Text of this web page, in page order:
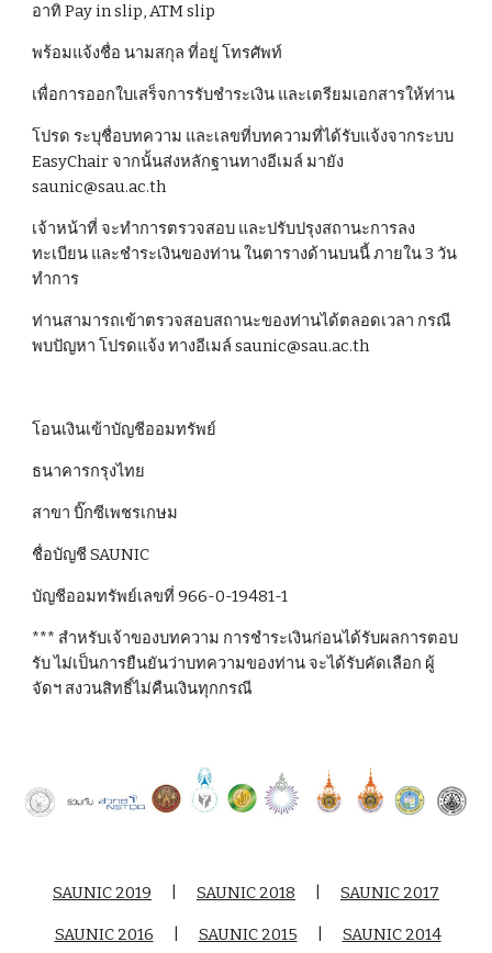
อาทิ Pay in slip, ATM slip
พร้อมแจ้งชื่อ นามสกุล ที่อยู่ โทรศัพท์
เพื่อการออกใบเสร็จการรับชำระเงิน และเตรียมเอกสารให้ท่าน
โปรด ระบุชื่อบทความ และเลขที่บทความที่ได้รับแจ้งจากระบบ
EasyChair จากนั้นส่งหลักฐานทางอีเมล์ มายัง
saunic@sau.ac.th
เจ้าหน้าที่ จะทำการตรวจสอบ และปรับปรุงสถานะการลง
ทะเบียน และชำระเงินของท่าน ในตารางด้านบนนี้ ภายใน 3 วัน
ทำการ
ท่านสามารถเข้าตรวจสอบสถานะของท่านได้ตลอดเวลา กรณี
พบปัญหา โปรดแจ้ง ทางอีเมล์ saunic@sau.ac.th
โอนเงินเข้าบัญชีออมทรัพย์
ธนาคารกรุงไทย
สาขา บิ๊กซีเพชรเกษม
ชื่อบัญชี SAUNIC
บัญชีออมทรัพย์เลขที่ 966-0-19481-1
*** สำหรับเจ้าของบทความ การชำระเงินก่อนได้รับผลการตอบ
รับ ไม่เป็นการยืนยันว่าบทความของท่าน จะได้รับคัดเลือก ผู้
จัดฯ สงวนสิทธิ์ไม่คืนเงินทุกกรณี
SAUNIC 2019 SAUNIC 2018 SAUNIC 2017
SAUNIC 2016 SAUNIC 2015 SAUNIC 2014